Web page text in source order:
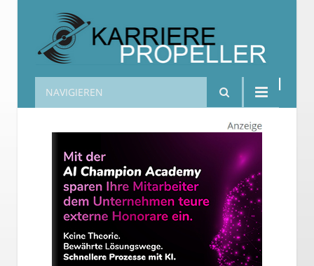
Karrierepropeller
NAVIGIEREN